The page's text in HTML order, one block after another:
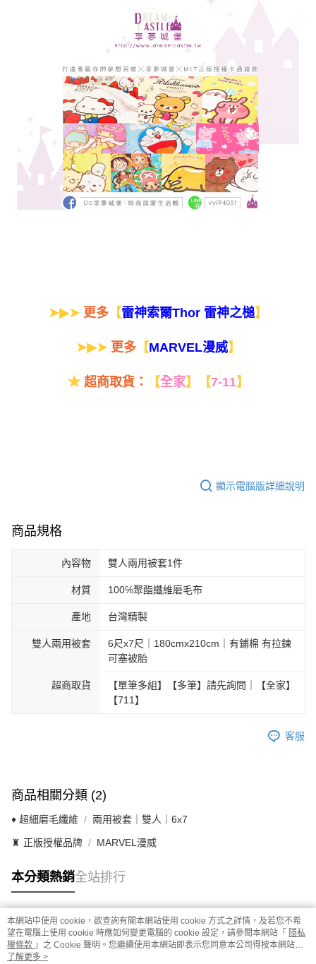
➤▶➤ 更多 【雷神索爾Thor 雷神之槌】
➤▶➤ 更多【MARVEL漫威】
★ 超商取貨： 【全家】 【7-11】
顯示電腦版詳細說明
商品規格
內容物 雙人兩用被套1件
材質 100℅聚酯纖維磨毛布
產地 台灣精製
雙人兩用被套
6尺x7尺｜180cmx210cm｜有鋪棉 有拉鍊
可塞被胎
超商取貨
【單筆多組】【多筆】請先詢問｜【全家】
【711】
客服
商品相關分類 (2)
♦ 超細磨毛纖維 兩用被套｜雙人｜6x7
♜ 正版授權品牌 MARVEL漫威
本分類熱銷全站排行
熱門標籤
本網站中使用 cookie，欲查詢有關本網站使用 cookie 方式之詳情，及若您不希
望在電腦上使用 cookie 時應如何變更電腦的 cookie 設定，請參閱本網站「 隱私
權條款 」之 Cookie 聲明。您繼續使用本網站即表示您同意本公司得按本網站使
用條款之 Cookie 聲明使用 cookie。
了解更多 >